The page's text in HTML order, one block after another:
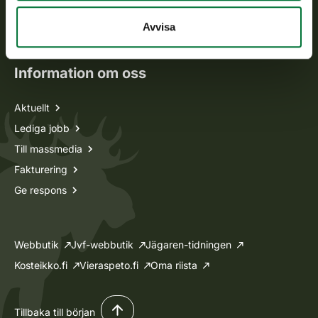
Avvisa
Oma riista -tjänsten
Ansökan om licenser och dispenser
Information om oss
Aktuellt
Lediga jobb
Till massmedia
Fakturering
Ge respons
Webbutik Jvf-webbutik
Jägaren-tidningen
Kosteikko.fi
Vieraspeto.fi Oma riista
Tillbaka till början